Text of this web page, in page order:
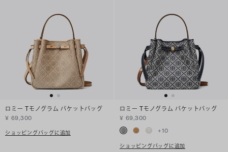
ロミー Tモノグラム バケットバッグ
¥ 69,300
ショッピングバッグに追加
ロミー Tモノグラム バケットバッグ
¥ 69,300
+10
ショッピングバッグに追加